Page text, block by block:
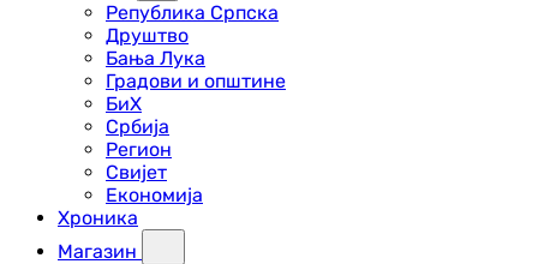
Република Српска
Друштво
Бања Лука
Градови и општине
БиХ
Србија
Регион
Свијет
Економија
Хроника
Магазин